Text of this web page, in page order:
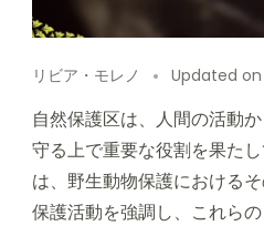
リビア・モレノ Updated on
自然保護区は、人間の活動
守る上で重要な役割を果た
は、野生動物保護における
保護活動を強調し、これら